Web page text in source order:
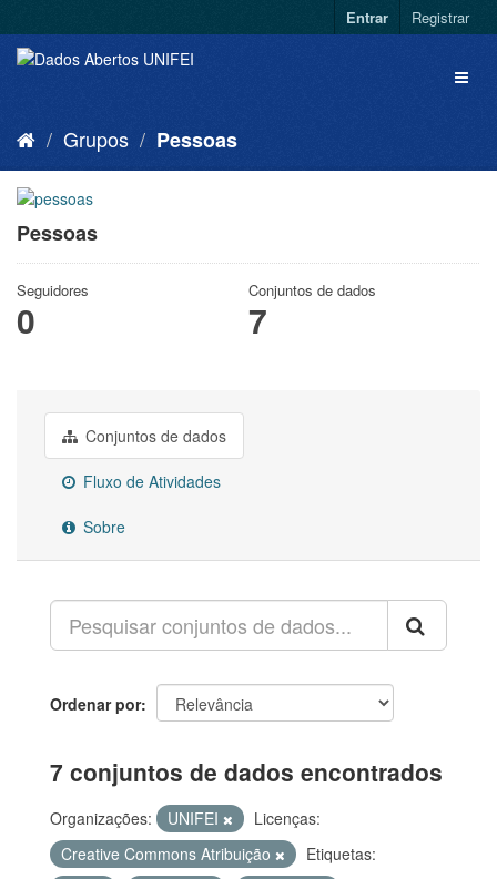
Entrar Registrar
Grupos Pessoas
Pessoas
Seguidores
0
Conjuntos de dados
7
Conjuntos de dados
Fluxo de Atividades
Sobre
Ordenar por
7 conjuntos de dados encontrados
Organizações: UNIFEI
Licenças:
Creative Commons Atribuição
Etiquetas: